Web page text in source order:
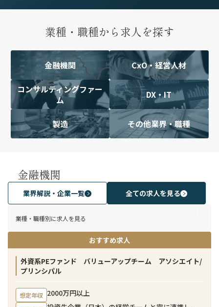
業種・職種から求人を探す
金融機関 CxO・経営人材
コンサルティングファー
ム
DX・IT
製造 その他業界・職種
金融機関
業界解説・企業一覧 全ての求人を見る
業種・職種別に求人を見る
おすすめ求人
外資系PEファンド バリューアップチーム アソシエイト/
プリンシパル
想定年収 2000万円以上